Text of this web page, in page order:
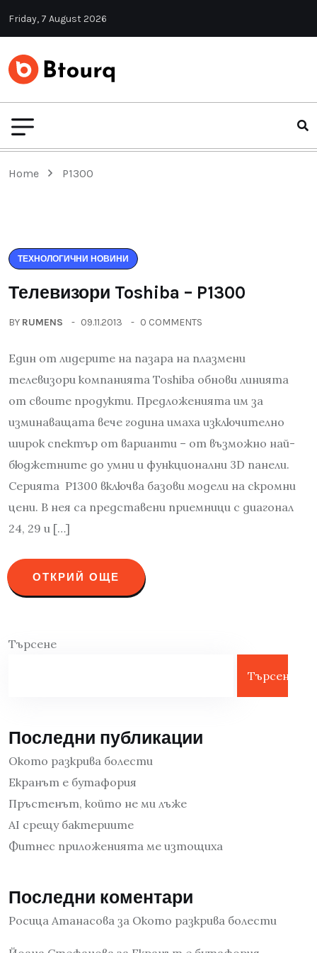
Friday, 7 August 2026
Home P1300
ТЕХНОЛОГИЧНИ НОВИНИ
Телевизори Toshiba – P1300
BY RUMENS 09.11.2013 0 COMMENTS
Един от лидерите на пазара на плазмени
телевизори компанията Toshiba обнови линията
от своите продукти. Предложенията им за
изминаващата вече година имаха изключително
широк спектър от варианти – от възможно най-
бюджетните до умни и функционални 3D панели.
Серията P1300 включва базови модели на скромни
цени. В нея са представени приемници с диагонал
24, 29 и […]
ОТКРИЙ ОЩЕ
Търсене
Търсене
Последни публикации
Окото разкрива болести
Екранът е бутафория
Пръстенът, който не ми лъже
AI срещу бактериите
Фитнес приложенията ме изтощиха
Последни коментари
Росица Атанасова за Окото разкрива болести